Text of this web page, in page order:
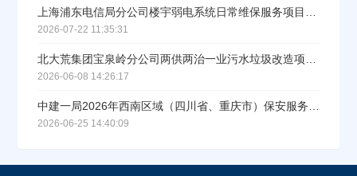
上海浦东电信局分公司楼宇弱电系统日常维保服务项目直接采购公示
2026-07-22 11:35:31
北大荒集团宝泉岭分公司两供两治一业污水垃圾改造项目监理服务中标结果公示
2026-06-08 14:26:17
中建一局2026年西南区域（四川省、重庆市）保安服务集中采购成交结果公示
2026-06-25 14:40:09